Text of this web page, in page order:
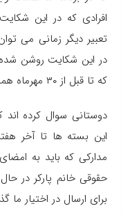
افرادی که در این
تعبیر دیگر زمانی می
در این شکایت روشن شده
که تا قبل از ۳۰ مهرماه همه امضاها را دریافت کرده باشیم.
دوستانی سوال کرده اند
این بسته ها تا آخر
مدارکی که باید به
حقوقی خانم پارکر در
برای ارسال در اختیار ما